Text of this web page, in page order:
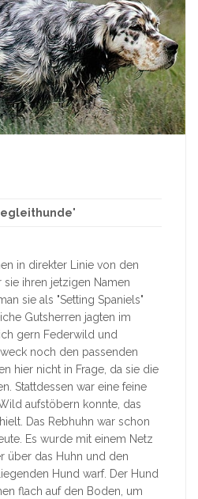
"
in direkter Linie von den
ihren jetzigen Namen
sie als "Setting Spaniels"
Gutsherren jagten im
gern Federwild und
noch den passenden
hier nicht in Frage, da sie die
Stattdessen war eine feine
aufstöbern konnte, das
Das Rebhuhn war schon
Es wurde mit einem Netz
über das Huhn und den
Hund warf. Der Hund
flach auf den Boden, um